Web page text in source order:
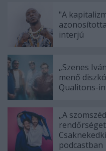
"A
interjú
„Szenes
menő
Qualitons-
„A
podcastban